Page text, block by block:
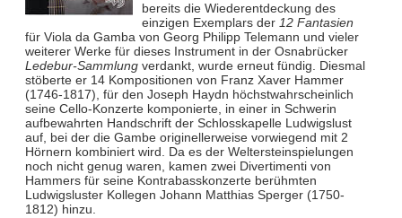
bereits die Wiederentdeckung des
einzigen Exemplars der 12 Fantasien
für Viola da Gamba von Georg Philipp Telemann und vieler
weiterer Werke für dieses Instrument in der Osnabrücker
Ledebur-Sammlungverdankt, wurde erneut fündig. Diesmal
stöberte er 14 Kompositionen von Franz Xaver Hammer
(1746-1817), für den Joseph Haydn höchstwahrscheinlich
seine Cello-Konzerte komponierte, in einer in Schwerin
aufbewahrten Handschrift der Schlosskapelle Ludwigslust
auf, bei der die Gambe originellerweise vorwiegend mit 2
Hörnern kombiniert wird. Da es der Weltersteinspielungen
noch nicht genug waren, kamen zwei Divertimenti von
Hammers für seine Kontrabasskonzerte berühmten
Ludwigsluster Kollegen Johann Matthias Sperger (1750-
1812) hinzu.